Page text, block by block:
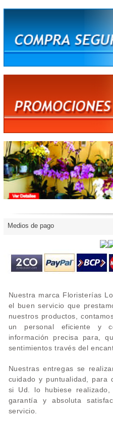
Medios de pago
Nuestra marca Floristerías
el buen servicio que
nuestros productos,
un personal eficiente y
información precisa para,
sentimientos través del
Nuestras entregas se
cuidado y puntualidad, para
si Ud. lo hubiese realizado,
garantía y absoluta
servicio.